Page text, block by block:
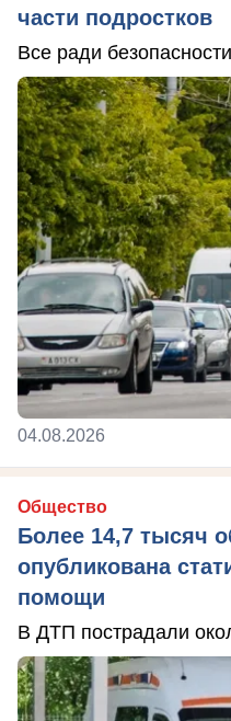
части подростков
Все ради безопасности
04.08.2026
Общество
Более 14,7 тысяч
опубликована
помощи
В ДТП пострадали